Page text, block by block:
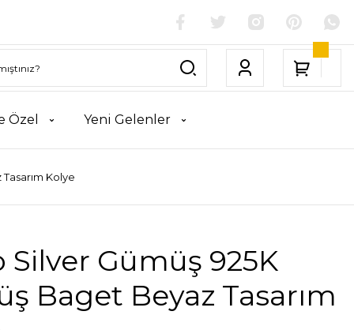
Özel Yeni Gelenler
Kolye
Silver Gümüş 925K
Baget Beyaz Tasarım